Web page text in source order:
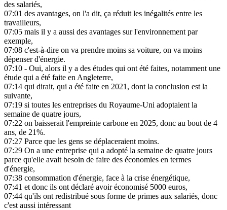
des salariés,
07:01 des avantages, on l'a dit, ça réduit les inégalités entre les
travailleurs,
07:05 mais il y a aussi des avantages sur l'environnement par
exemple,
07:08 c'est-à-dire on va prendre moins sa voiture, on va moins
dépenser d'énergie.
07:10 - Oui, alors il y a des études qui ont été faites, notamment une
étude qui a été faite en Angleterre,
07:14 qui dirait, qui a été faite en 2021, dont la conclusion est la
suivante,
07:19 si toutes les entreprises du Royaume-Uni adoptaient la
semaine de quatre jours,
07:22 on baisserait l'empreinte carbone en 2025, donc au bout de 4
ans, de 21%.
07:27 Parce que les gens se déplaceraient moins.
07:29 On a une entreprise qui a adopté la semaine de quatre jours
parce qu'elle avait besoin de faire des économies en termes
d'énergie,
07:38 consommation d'énergie, face à la crise énergétique,
07:41 et donc ils ont déclaré avoir économisé 5000 euros,
07:44 qu'ils ont redistribué sous forme de primes aux salariés, donc
c'est aussi intéressant